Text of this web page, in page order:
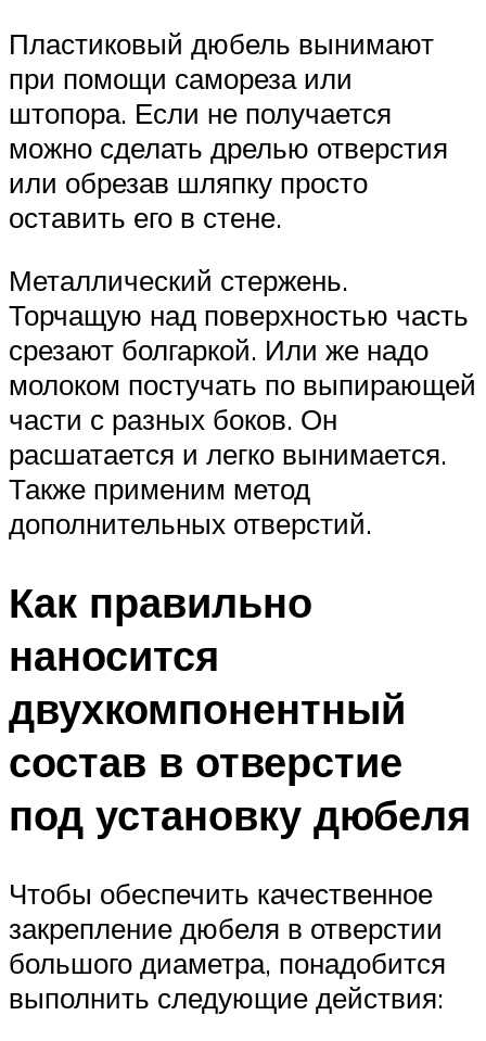
Пластиковый дюбель вынимают
при помощи самореза или
штопора. Если не получается
можно сделать дрелью отверстия
или обрезав шляпку просто
оставить его в стене.
Металлический стержень.
Торчащую над поверхностью часть
срезают болгаркой. Или же надо
молоком постучать по выпирающей
части с разных боков. Он
расшатается и легко вынимается.
Также применим метод
дополнительных отверстий.
Как правильно
наносится
двухкомпонентный
состав в отверстие
под установку дюбеля
Чтобы обеспечить качественное
закрепление дюбеля в отверстии
большого диаметра, понадобится
выполнить следующие действия: